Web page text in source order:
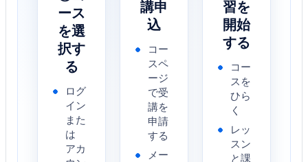
ース
を選
択す
る
ログ
イン
また
は
アカ
講申
込
コー
スペ
ージ
で受
講を
申請
する
メー
習を
開始
する
コー
スを
ひら
く
レッ
スン
と課